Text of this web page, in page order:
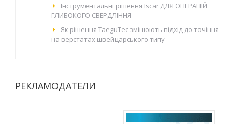
Інструментальні рішення Iscar ДЛЯ ОПЕРАЦІЙ
ГЛИБОКОГО СВЕРДЛІННЯ
Як рішення TaeguTec змінюють підхід до точіння
на верстатах швейцарського типу
РЕКЛАМОДАТЕЛИ